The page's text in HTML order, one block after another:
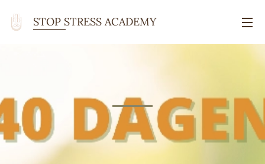
STOP STRESS ACADEMY